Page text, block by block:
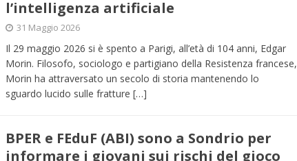
Ferite che non cedono al tempo: i 46 anni della strage di Bologna
l’intelligenza artificiale
31 Maggio 2026
Il 29 maggio 2026 si è spento a Parigi, all’età di 104 anni, Edgar
Morin. Filosofo, sociologo e partigiano della Resistenza francese,
Morin ha attraversato un secolo di storia mantenendo lo
sguardo lucido sulle fratture […]
BPER e FEduF (ABI) sono a Sondrio per
informare i giovani sui rischi del gioco